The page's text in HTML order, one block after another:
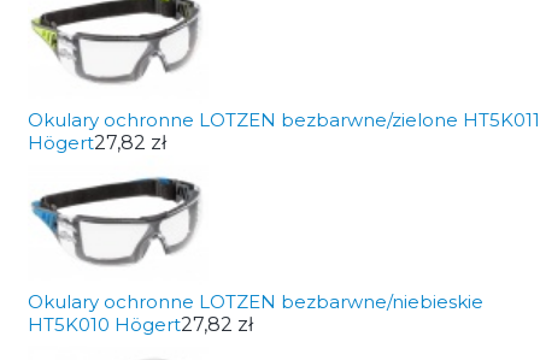
Okulary ochronne LOTZEN bezbarwne/zielone HT5K011
Högert27,82 zł
Okulary ochronne LOTZEN bezbarwne/niebieskie
HT5K010 Högert27,82 zł